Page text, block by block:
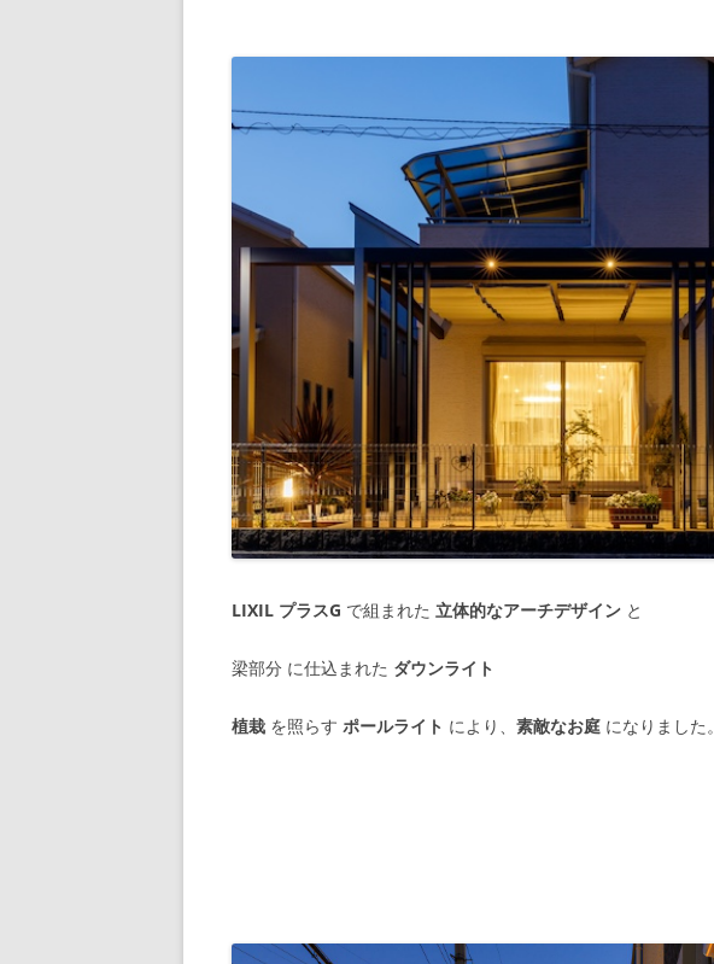
LIXIL プラスG で組まれた 立体的なアーチデザイン と
梁部分 に仕込まれた ダウンライト
植栽 を照らす ポールライト により、 素敵なお庭 になりました。